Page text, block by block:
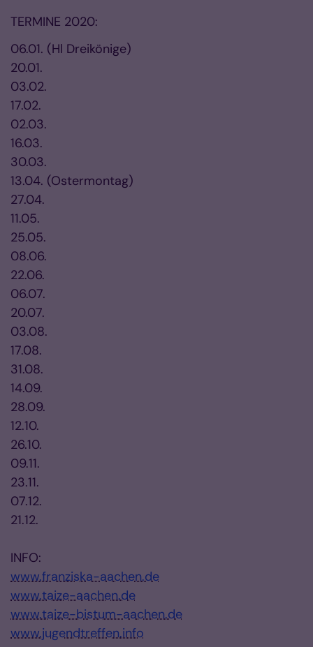
TERMINE 2020:
06.01. (Hl Dreikönige)
20.01.
03.02.
17.02.
02.03.
16.03.
30.03.
13.04. (Ostermontag)
27.04.
11.05.
25.05.
08.06.
22.06.
06.07.
20.07.
03.08.
17.08.
31.08.
14.09.
28.09.
12.10.
26.10.
09.11.
23.11.
07.12.
21.12.
INFO:
www.franziska-aachen.de
www.taize-aachen.de
www.taize-bistum-aachen.de
www.jugendtreffen.info